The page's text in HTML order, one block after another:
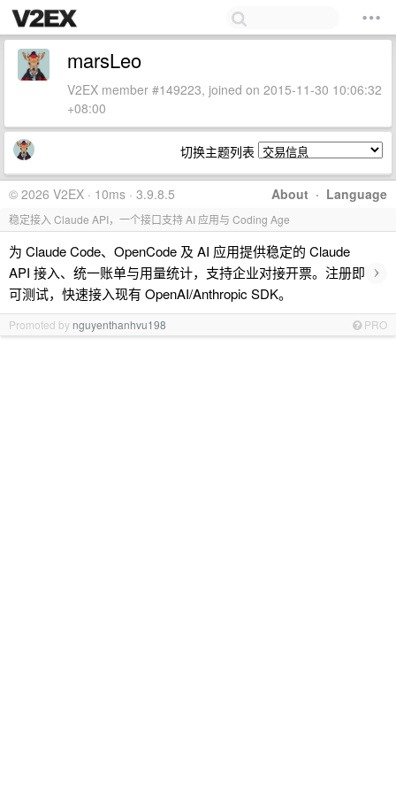
marsLeo
V2EX member #149223, joined on 2015-11-30 10:06:32
+08:00
切换主题列表
About · Language
© 2026 V2EX · 10ms · 3.9.8.5
稳定接入 Claude API，一个接口支持 AI 应用与 Coding Age
为 Claude Code、OpenCode 及 AI 应用提供稳定的 Claude
API 接入、统一账单与用量统计，支持企业对接开票。注册即
可测试，快速接入现有 OpenAI/Anthropic SDK。
›
Promoted by nguyenthanhvu198 PRO